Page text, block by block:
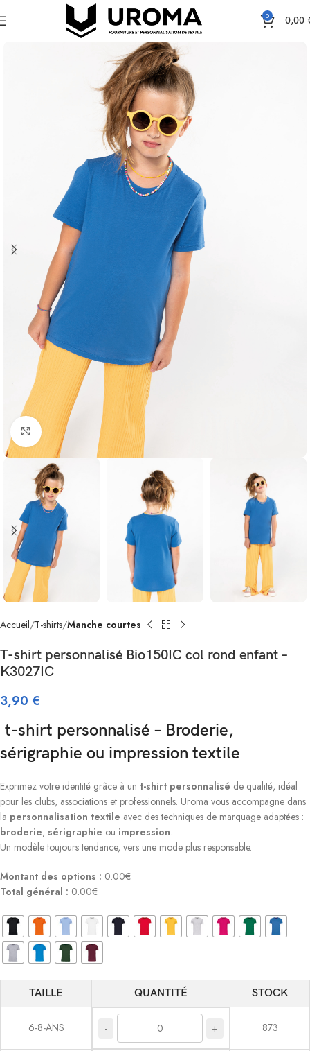
0 0,00
Click to enlarge
Accueil T-shirts Manche courtes
T-shirt personnalisé Bio150IC col rond enfant –
K3027IC
3,90 €
t-shirt personnalisé – Broderie,
sérigraphie ou impression textile
Exprimez votre identité grâce à un t-shirt personnalisé de qualité, idéal
pour les clubs, associations et professionnels. Uroma vous accompagne dans
la personnalisation textile avec des techniques de marquage adaptées :
broderie, sérigraphie ou impression.
Un modèle toujours tendance, vers une mode plus responsable.
Montant des options : 0.00€
Total général : 0.00€
TAILLE QUANTITÉ STOCK
6-8-ANS - + 873